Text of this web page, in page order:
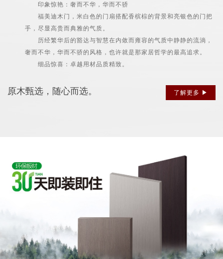
印象惊艳：奢而不华，华而不骄
福美迪木门，米白色的门扇搭配香槟棕的背景和亮银色的门把
手，尽显高贵而典雅的气质。
历经繁华后的豁达与智慧在内敛而雍容的气质中静静的流淌，
奢而不华，华而不骄的风格，也许就是那家居哲学的最高追求。
细品惊喜：卓越用材品质精致。
了解更多 ▶
原木甄选，随心而选。